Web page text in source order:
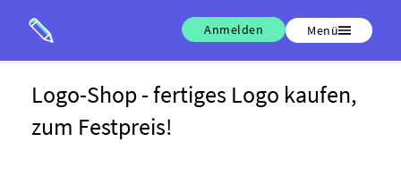
Anmelden Menü
Logo-Shop - fertiges Logo kaufen,
zum Festpreis!